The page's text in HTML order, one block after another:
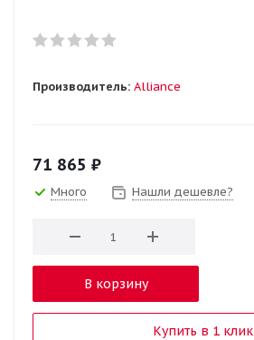
Производитель: Alliance
71 865 ₽
Много Нашли дешевле?
В корзину
Купить в 1 клик